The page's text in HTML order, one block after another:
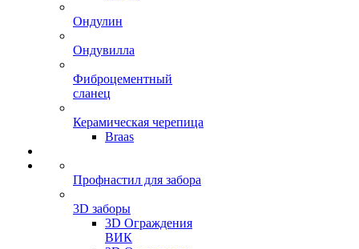
Ондулин
Ондувилла
Фиброцементный
сланец
Керамическая черепица
Braas
Профнастил для забора
3D заборы
3D Ограждения
ВИК